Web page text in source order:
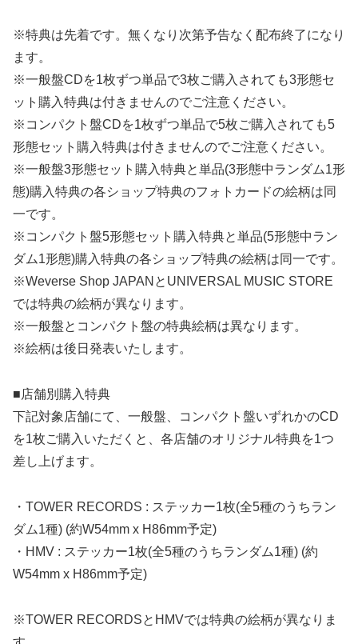
※特典は先着です。無くなり次第予告なく配布終了になり
ます。
※一般盤CDを1枚ずつ単品で3枚ご購入されても3形態セ
ット購入特典は付きませんのでご注意ください。
※コンパクト盤CDを1枚ずつ単品で5枚ご購入されても5
形態セット購入特典は付きませんのでご注意ください。
※一般盤3形態セット購入特典と単品(3形態中ランダム1形
態)購入特典の各ショップ特典のフォトカードの絵柄は同
一です。
※コンパクト盤5形態セット購入特典と単品(5形態中ラン
ダム1形態)購入特典の各ショップ特典の絵柄は同一です。
※Weverse Shop JAPANとUNIVERSAL MUSIC STORE
では特典の絵柄が異なります。
※一般盤とコンパクト盤の特典絵柄は異なります。
※絵柄は後日発表いたします。
■店舗別購入特典
下記対象店舗にて、一般盤、コンパクト盤いずれかのCD
を1枚ご購入いただくと、各店舗のオリジナル特典を1つ
差し上げます。
・TOWER RECORDS : ステッカー1枚(全5種のうちラン
ダム1種) (約W54mm x H86mm予定)
・HMV : ステッカー1枚(全5種のうちランダム1種) (約
W54mm x H86mm予定)
※TOWER RECORDSとHMVでは特典の絵柄が異なりま